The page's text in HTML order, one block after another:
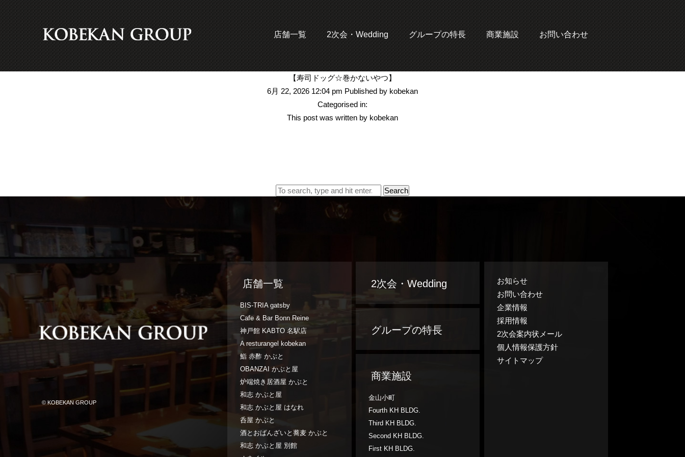
店舗一覧 2次会・Wedding グループの特長 商業施設 お問い合わせ
【寿司ドッグ☆巻かないやつ】
6月 22, 2026 12:04 pm Published by kobekan
Categorised in:
This post was written by kobekan
Search
© KOBEKAN GROUP
店舗一覧
BIS-TRIA gatsby
Cafe & Bar Bonn Reine
神戸館 KABTO 名駅店
A resturangel kobekan
鮨 赤酢 かぶと
OBANZAI かぶと屋
炉端焼き居酒屋 かぶと
和志 かぶと屋
和志 かぶと屋 はなれ
呑屋 かぶと
酒とおばんざいと蕎麦 かぶと
和志 かぶと屋 別館
2次会・Wedding
グループの特長
商業施設
金山小町
Fourth KH BLDG.
Third KH BLDG.
Second KH BLDG.
First KH BLDG.
お知らせ
お問い合わせ
企業情報
採用情報
2次会案内状メール
個人情報保護方針
サイトマップ